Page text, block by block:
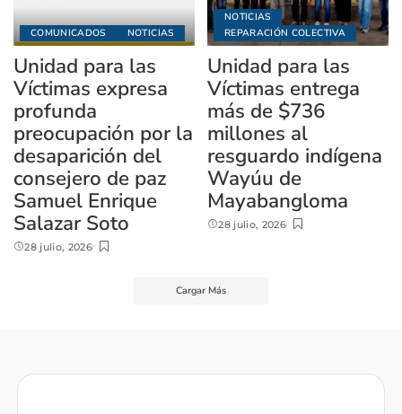
COMUNICADOS NOTICIAS
Unidad para las
Víctimas expresa
profunda
preocupación por la
desaparición del
consejero de paz
Samuel Enrique
Salazar Soto
28 julio, 2026
NOTICIAS
REPARACIÓN COLECTIVA
Unidad para las
Víctimas entrega
más de $736
millones al
resguardo indígena
Wayúu de
Mayabangloma
28 julio, 2026
Cargar Más